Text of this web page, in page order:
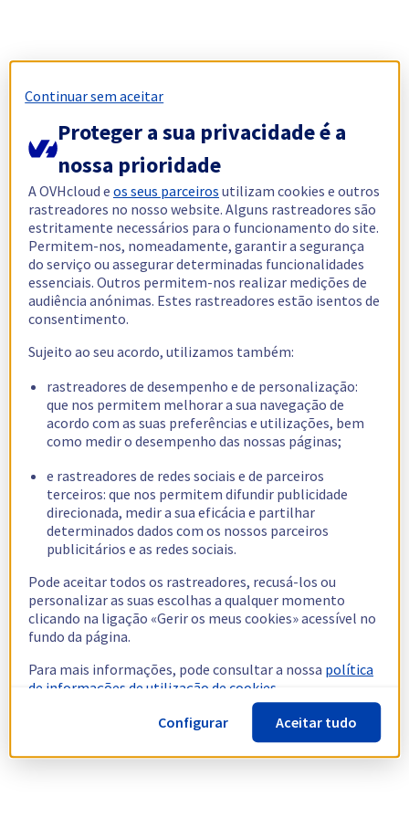
Continuar sem aceitar
Proteger a sua privacidade é a
nossa prioridade
A OVHcloud eos seus parceiros utilizam cookies e outros
rastreadores no nosso website. Alguns rastreadores são
estritamente necessários para o funcionamento do site.
Permitem-nos, nomeadamente, garantir a segurança
do serviço ou assegurar determinadas funcionalidades
essenciais. Outros permitem-nos realizar medições de
audiência anónimas. Estes rastreadores estão isentos de
consentimento.
Sujeito ao seu acordo, utilizamos também:
rastreadores de desempenho e de personalização:
que nos permitem melhorar a sua navegação de
acordo com as suas preferências e utilizações, bem
como medir o desempenho das nossas páginas;
e rastreadores de redes sociais e de parceiros
terceiros: que nos permitem difundir publicidade
direcionada, medir a sua eficácia e partilhar
determinados dados com os nossos parceiros
publicitários e as redes sociais.
Pode aceitar todos os rastreadores, recusá-los ou
personalizar as suas escolhas a qualquer momento
clicando na ligação «Gerir os meus cookies» acessível no
fundo da página.
Para mais informações, pode consultar a nossa política
de informações de utilização de cookies.
Configurar
Aceitar tudo